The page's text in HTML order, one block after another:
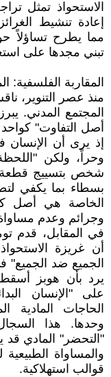
الاستحواذ تمثل
إعادة تنشيط
مما يطرح تساؤلاً
تبني مجدها على
المقاربة الفلسفية:
منذ عصر التنوير،
المجتمع المدني.
أصل التفاوت"
إذ يرى أن الإنسان
وحراً، ولكن
شخص بتسييج قطعة
بسطاء بما يكفي
الخاصة هي أصل
وجرائم وعدم
في المقابل، قدم
أن غريزة
الجميع ضد
يرد بأن هوبز
على "الإنسان
الحاجات المادية
وحدها. هذا
"التحضر" المادي قد
والمساواة
قوالب استهلاكية.